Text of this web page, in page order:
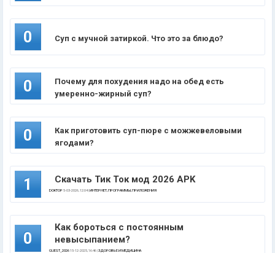
0 Суп с мучной затиркой. Что это за блюдо?
0
Почему для похудения надо на обед есть
умеренно-жирный суп?
0
Как приготовить суп-пюре с можжевеловыми
ягодами?
1 Скачать Тик Ток мод 2026 APK
DOKTOP5-03-2026, 12:04 |ИНТЕРНЕТ, ПРОГРАММЫ, ПРИЛОЖЕНИЯ
0
Как бороться с постоянным
невысыпанием?
GUEST_202615-12-2025, 16:46 |ЗДОРОВЬЕ И МЕДИЦИНА